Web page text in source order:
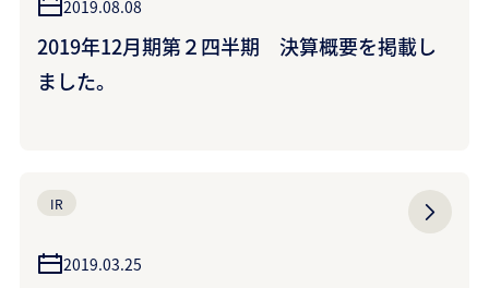
2019.08.08
2019年12月期第２四半期 決算概要を掲載し
ました。
IR
2019.03.25